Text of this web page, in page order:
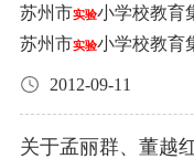
头 个 1500 合计 说明： 1、本次投标中标价精确到角（0.1
元）。 2、食品招标具体要求见说明书，请各投标人详细了
解。 3、本表复印无效，未盖学校公章无效。 投标人单位
附表十一：实验
小学教
二〇一一年八月进行
级有关于教职工请假
矛盾的，则按上级规定精神办。 （八）
校长室。
100％。具体实施办
（考核向两类人员倾
管理者。2、工作任务
位。充分体现绩效性。） 六、关于病事假扣发
1、“基础性绩效工资
（2人）：顾 筠、曹昀昀 沧浪新城幼儿园（2人）：顾敏
娴、尤琳雁 吴江明珠幼儿园（1人）：周梦瑶 公示期一周
(2012年12月20日-26
5。 苏州市
的新老教师师徒结对
指导。 师徒结对时间以学年为单位计，师徒双方签订《苏
州市实验小学师徒结对
行各自的责任和义务
共同谋求学生的发展，促
苏州市实验小学校教育集团 苏实小集团[2012]2
苏州市实验小学校教育集团 第十一届“教坛新秀”
下属各校区（幼儿园）： 为了进一步打造集团的
力的青年教师，根据
2012-09-11
关于孟丽群、董越